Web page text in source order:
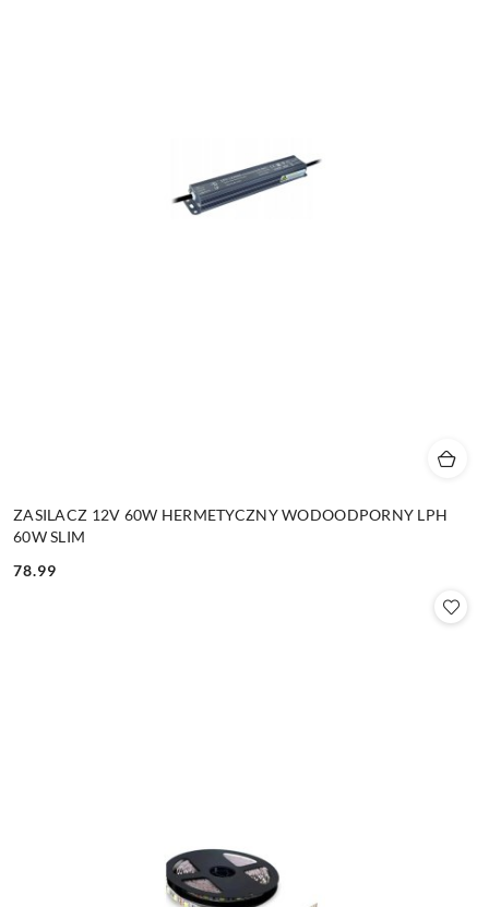
ZASILACZ 12V 60W HERMETYCZNY WODOODPORNY LPH
60W SLIM
Cena:
78.99